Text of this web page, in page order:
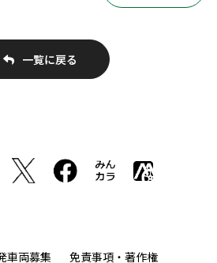
一覧に戻る
車両募集 免責事項・著作権